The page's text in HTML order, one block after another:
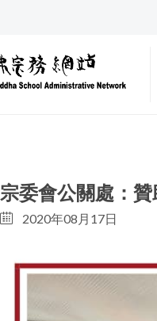
宗委會公關處：
2020年08月17日